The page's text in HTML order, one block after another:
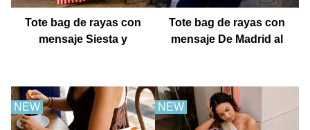
Tote bag de rayas con
mensaje Siesta y
Tote bag de rayas con
mensaje De Madrid al
NEW NEW